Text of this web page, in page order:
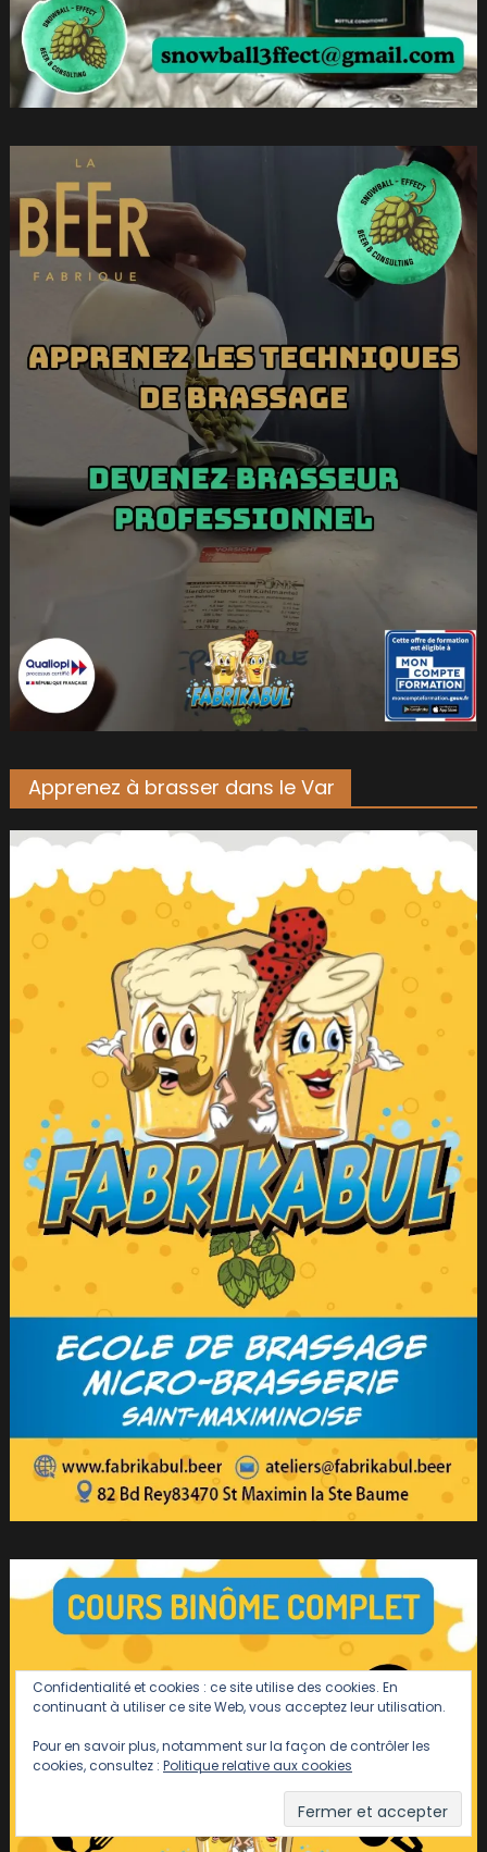
Apprenez à brasser dans le Var
Confidentialité et cookies : ce site utilise des cookies. En
continuant à utiliser ce site Web, vous acceptez leur utilisation.
Pour en savoir plus, notamment sur la façon de contrôler les
cookies, consultez : Politique relative aux cookies